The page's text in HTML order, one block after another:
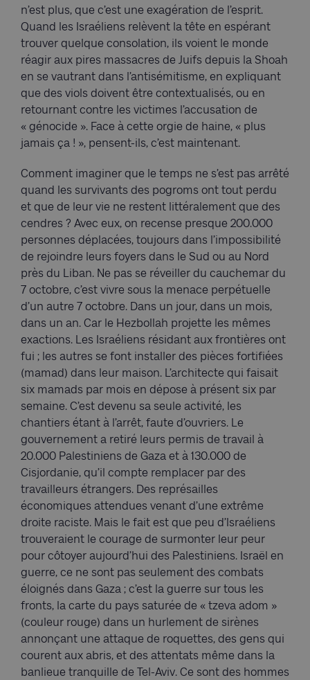
n’est plus, que c’est une exagération de l’esprit.
Quand les Israéliens relèvent la tête en espérant
trouver quelque consolation, ils voient le monde
réagir aux pires massacres de Juifs depuis la Shoah
en se vautrant dans l’antisémitisme, en expliquant
que des viols doivent être contextualisés, ou en
retournant contre les victimes l’accusation de
« génocide ». Face à cette orgie de haine, « plus
jamais ça ! », pensent-ils, c’est maintenant.
Comment imaginer que le temps ne s’est pas arrêté
quand les survivants des pogroms ont tout perdu
et que de leur vie ne restent littéralement que des
cendres ? Avec eux, on recense presque 200.000
personnes déplacées, toujours dans l’impossibilité
de rejoindre leurs foyers dans le Sud ou au Nord
près du Liban. Ne pas se réveiller du cauchemar du
7 octobre, c’est vivre sous la menace perpétuelle
d’un autre 7 octobre. Dans un jour, dans un mois,
dans un an. Car le Hezbollah projette les mêmes
exactions. Les Israéliens résidant aux frontières ont
fui ; les autres se font installer des pièces fortifiées
(mamad) dans leur maison. L’architecte qui faisait
six mamads par mois en dépose à présent six par
semaine. C’est devenu sa seule activité, les
chantiers étant à l’arrêt, faute d’ouvriers. Le
gouvernement a retiré leurs permis de travail à
20.000 Palestiniens de Gaza et à 130.000 de
Cisjordanie, qu’il compte remplacer par des
travailleurs étrangers. Des représailles
économiques attendues venant d’une extrême
droite raciste. Mais le fait est que peu d’Israéliens
trouveraient le courage de surmonter leur peur
pour côtoyer aujourd’hui des Palestiniens. Israël en
guerre, ce ne sont pas seulement des combats
éloignés dans Gaza ; c’est la guerre sur tous les
fronts, la carte du pays saturée de « tzeva adom »
(couleur rouge) dans un hurlement de sirènes
annonçant une attaque de roquettes, des gens qui
courent aux abris, et des attentats même dans la
banlieue tranquille de Tel-Aviv. Ce sont des hommes